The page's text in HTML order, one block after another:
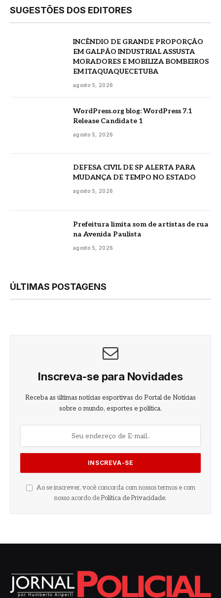
SUGESTÕES DOS EDITORES
INCÊNDIO DE GRANDE PROPORÇÃO
EM GALPÃO INDUSTRIAL ASSUSTA
MORADORES E MOBILIZA BOMBEIROS
EM ITAQUAQUECETUBA
agosto 5, 2026
WordPress.org blog: WordPress 7.1
Release Candidate 1
agosto 5, 2026
DEFESA CIVIL DE SP ALERTA PARA
MUDANÇA DE TEMPO NO ESTADO
agosto 5, 2026
Prefeitura limita som de artistas de rua
na Avenida Paulista
agosto 5, 2026
ÚLTIMAS POSTAGENS
Inscreva-se para Novidades
Receba as últimas notícias esportivas do Portal de Notícias
sobre o mundo, esportes e política.
Ao se inscrever, você concorda com nossos termos e com
nosso acordo de Política de Privacidade.